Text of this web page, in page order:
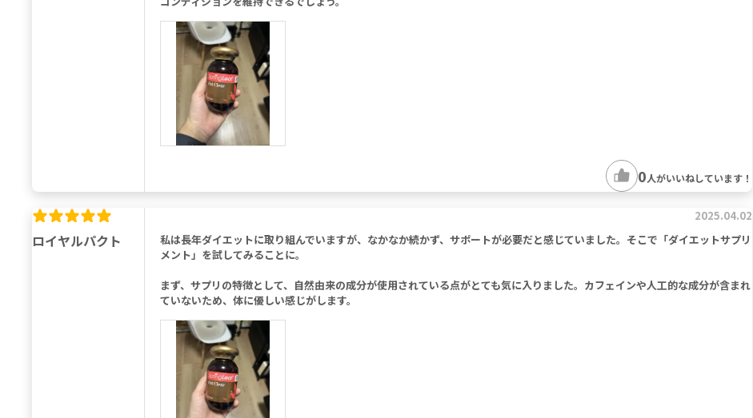
0人がいいねしています！
ロイヤルパクト
2025.04.02
私は長年ダイエットに取り組んでいますが、なかなか続かず、サポートが必要だと感じていました。そこで「ダイエットサプリ
メント」を試してみることに。
まず、サプリの特徴として、自然由来の成分が使用されている点がとても気に入りました。カフェインや人工的な成分が含まれ
ていないため、体に優しい感じがします。